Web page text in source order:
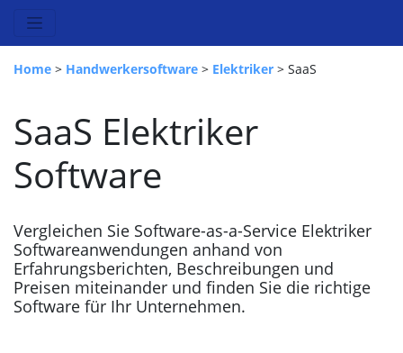
Home > Handwerkersoftware > Elektriker > SaaS
SaaS Elektriker
Software
Vergleichen Sie Software-as-a-Service Elektriker
Softwareanwendungen anhand von
Erfahrungsberichten, Beschreibungen und
Preisen miteinander und finden Sie die richtige
Software für Ihr Unternehmen.